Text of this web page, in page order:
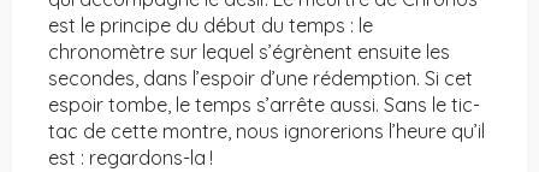
est le principe du début du temps : le
chronomètre sur lequel s’égrènent ensuite les
secondes, dans l’espoir d’une rédemption. Si cet
espoir tombe, le temps s’arrête aussi. Sans le tic-
tac de cette montre, nous ignorerions l’heure qu’il
est : regardons-la !